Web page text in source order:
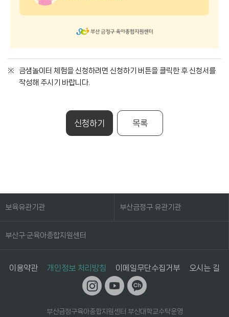
금샘놀이터 체험을 신청하려면 신청하기 버튼을 클릭한 후 신청서를
작성해 주시기 바랍니다.
신청하기 목록
보육유관기관 부산금정구 유관기관
부산구·군육아종합지원센터
이용약관 개인정보 처리방침 이메일무단수집거부 오시는 길
부산금정구육아종합지원센터 부산대학교수탁운영